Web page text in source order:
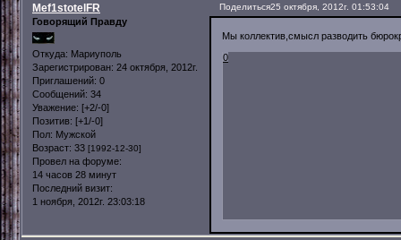
Поделиться25 октября, 2012г. 01:53:04
Mef1stotelFR
Говорящий Правду
Откуда: Мариуполь
Зарегистрирован: 24 октября, 2012г.
Приглашений: 0
Сообщений: 34
Уважение: [+2/-0]
Позитив: [+1/-0]
Пол: Мужской
Возраст: 33 [1992-12-30]
Провел на форуме:
14 часов 28 минут
Последний визит:
1 ноября, 2012г. 23:03:18
Мы коллектив,смысл разводить
0